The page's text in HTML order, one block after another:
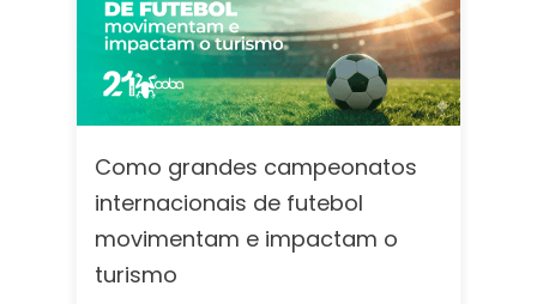
Como grandes campeonatos
internacionais de futebol
movimentam e impactam o
turismo